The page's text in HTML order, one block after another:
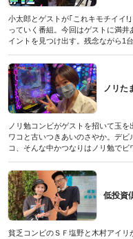
小太郎とゲストが｢これキモチイイ!
っていく番組。今回はゲストに満
イントを見つけ出す。残念ながら1
いう本機。果たしてそのカイカンポ
（パチンコ必勝本CLIMAX 2019年7
売）
ノリた
ノリ勉コンビがゲストを招いて玉
ワコと古いつきあいのさやか。デ
コ、そんな中かつなりはノリ勉でビ
（パチンコ必勝本プラス 2022年1月
売）
低投資
貧乏コンビのＳＦ塩野と木村アイ